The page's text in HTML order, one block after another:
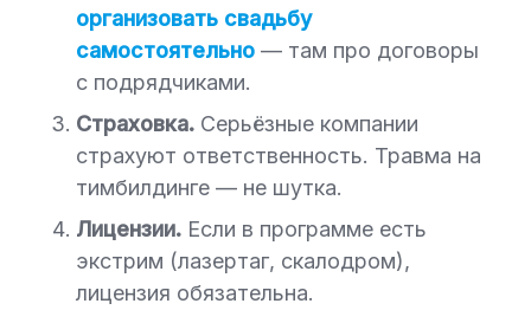
организовать свадьбу
самостоятельно — там про договоры
с подрядчиками.
Страховка. Серьёзные компании
страхуют ответственность. Травма на
тимбилдинге — не шутка.
Лицензии. Если в программе есть
экстрим (лазертаг, скалодром),
лицензия обязательна.